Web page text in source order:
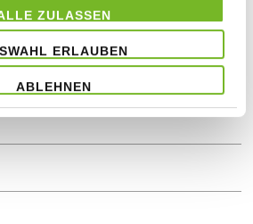
ZULASSEN
ERLAUBEN
ABLEHNEN